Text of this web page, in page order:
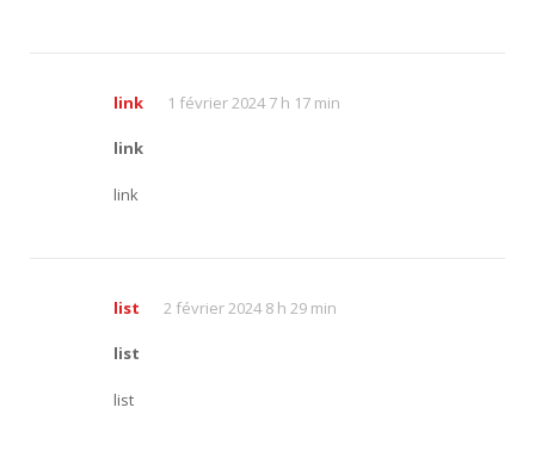
link 1 février 2024 7 h 17 min
link
link
list 2 février 2024 8 h 29 min
list
list